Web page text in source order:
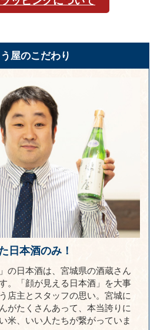
屋のこだわり
日本酒のみ！
の日本酒は、宮城県の酒蔵さん
。「顔が見える日本酒」を大事
店主とスタッフの思い。宮城に
がたくさんあって、本当誇りに
米、いい人たちが繋がっていま